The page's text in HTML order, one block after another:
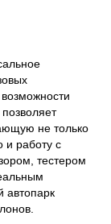
не только
и работу с
тестером